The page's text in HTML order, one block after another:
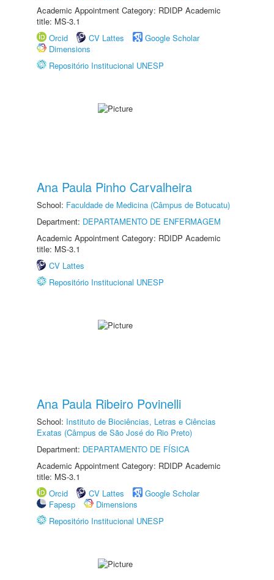
Academic Appointment Category: RDIDP Academic
title: MS-3.1
Orcid
CV Lattes
Google Scholar
Dimensions
Repositório Institucional UNESP
Ana Paula Pinho Carvalheira
School: Faculdade de Medicina (Câmpus de Botucatu)
Department: DEPARTAMENTO DE ENFERMAGEM
Academic Appointment Category: RDIDP Academic
title: MS-3.1
CV Lattes
Repositório Institucional UNESP
Ana Paula Ribeiro Povinelli
School: Instituto de Biociências, Letras e Ciências
Exatas (Câmpus de São José do Rio Preto)
Department: DEPARTAMENTO DE FÍSICA
Academic Appointment Category: RDIDP Academic
title: MS-3.1
Orcid
CV Lattes
Google Scholar
Fapesp
Dimensions
Repositório Institucional UNESP